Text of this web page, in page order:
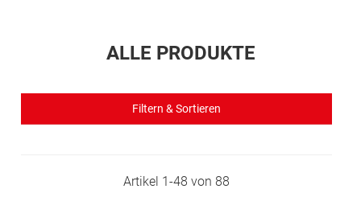
ALLE PRODUKTE
Filtern & Sortieren
Artikel 1-48 von 88